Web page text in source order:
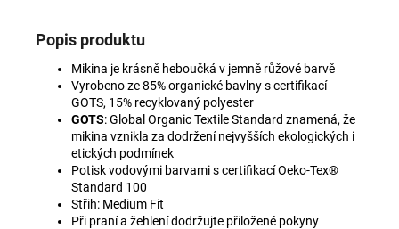
Popis produktu
Mikina je krásně heboučká v jemně růžové barvě
Vyrobeno ze 85% organické bavlny s certifikací
GOTS, 15% recyklovaný polyester
GOTS: Global Organic Textile Standard znamená, že
mikina vznikla za dodržení nejvyšších ekologických i
etických podmínek
Potisk vodovými barvami s certifikacíOeko-Tex®
Standard 100
Střih: Medium Fit
Při praní a žehlení dodržujte přiložené pokyny